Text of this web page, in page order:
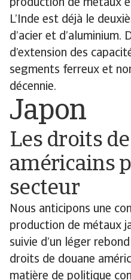
production de métaux
L’Inde est déjà le
d’acier et d’aluminium.
d’extension des
segments ferreux et
décennie.
Japon
Les droits
américains
secteur
Nous anticipons une
production de métaux
suivie d’un léger
droits de douane
matière de politique